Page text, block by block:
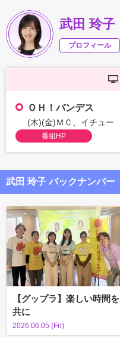
武田 玲子
プロフィール
ＯＨ！バンデス
(木)(金)ＭＣ、イチュー
番組HP
武田 玲子 バックナンバー
【グップラ】楽しい時間を
共に
2026.06.05 (Fri)